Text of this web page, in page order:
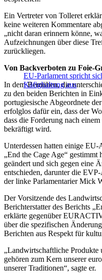
Ein Vertreter von Tolleret
keine weiteren Kommentare
„nicht daran erinnern könne,
Aufzeichnungen über diese
zurückliegen.
EU-Parlament spricht
Käfighaltung aus
Von Backverboten zu Foie-
In dem Bemühen, die
zu den beiden Berichten in
portugiesische Abgeordnete
erfolglos dafür ein, dass der
dass die Forderung nach
bekräftigt wird.
Unterdessen hatten einige
„End the Cage Age“
geändert und sich gegen eine
entschieden, darunter die
der linke Parlamentarier Mick
Der Vorsitzende des
Berichterstatter des Berichts
erklärte gegenüber
über die spezifischen
Berichten aus Respekt für
„Landwirtschaftliche
gehören zum Kern unserer
unserer Traditionen“, sagte er.